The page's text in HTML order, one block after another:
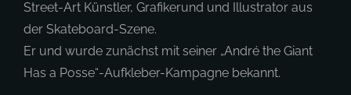
Street-Art Künstler, Grafikerund und Illustrator aus
der Skateboard-Szene.
Er und wurde zunächst mit seiner „André the Giant
Has a Posse“-Aufkleber-Kampagne bekannt.